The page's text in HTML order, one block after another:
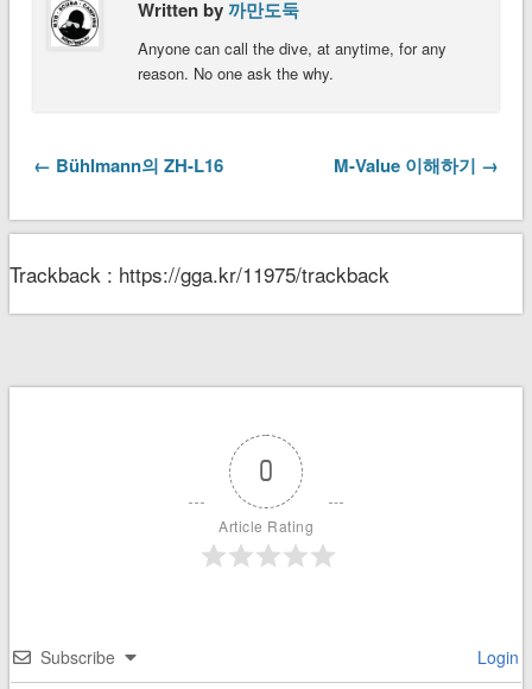
Written by까만도둑
Anyone can call the dive, at anytime, for any
reason. No one ask the why.
← Bühlmann의 ZH-L16 M-Value 이해하기 →
Trackback : https://gga.kr/11975/trackback
0
Article Rating
Subscribe Login